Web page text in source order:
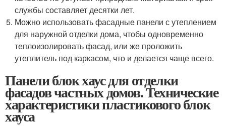
службы составляет десятки лет.
Можно использовать фасадные панели с утеплением
для наружной отделки дома, чтобы одновременно
теплоизолировать фасад, или же проложить
утеплитель под каркасом, что и делается чаще всего.
Панели блок хаус для отделки
фасадов частных домов. Технические
характеристики пластикового блок
хауса